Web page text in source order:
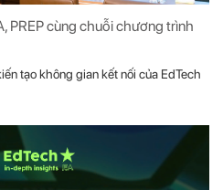
PREP cùng chuỗi chương trình
tạo không gian kết nối của EdTech